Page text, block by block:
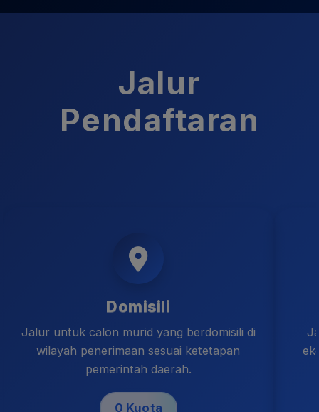
Jalur
Pendaftaran
Domisili
Jalur untuk calon murid yang berdomisili di
wilayah penerimaan sesuai ketetapan
pemerintah daerah.
0 Kuota